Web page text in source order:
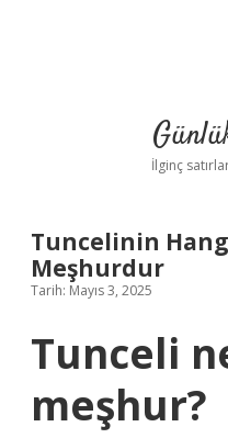
İlginç
Tuncelinin
Meşhurdur
Tarih: Mayıs 3, 2025
Tunceli
meşhur?